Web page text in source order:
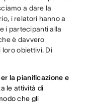
a dare la
i relatori hanno a
i partecipanti alla
è davvero
loro obiettivi. Di
la pianificazione e
le attività di
che gli